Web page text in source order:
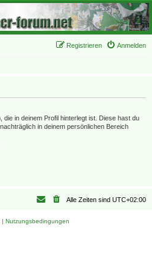
Anmelden
Registrieren
in deinem Profil hinterlegt ist. Diese hast du
in deinem persönlichen Bereich
Alle Zeiten sind UTC+02:00
| Nutzungsbedingungen